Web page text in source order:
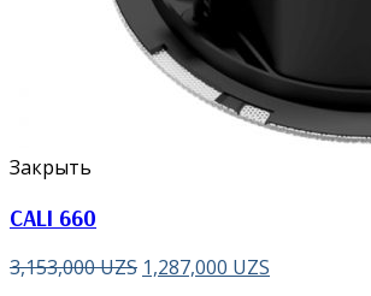
Закрыть
CALI 660
3,153,000UZS 1,287,000 UZS